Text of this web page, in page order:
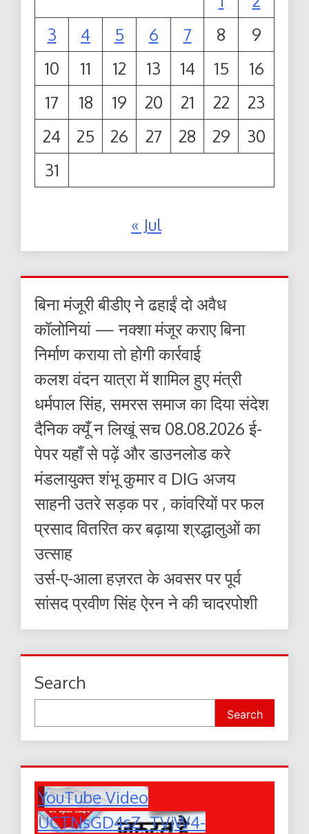
3
4 5 6 7 8
9
10
11 12 13 14 15
16
17
18 19 20 21 22
23
24
25 26 27 28 29
30
31
« Jul
बिना मंजूरी बीडीए ने ढहाईं दो अवैध
कॉलोनियां — नक्शा मंजूर कराए बिना
निर्माण कराया तो होगी कार्रवाई
कलश वंदन यात्रा में शामिल हुए मंत्री
धर्मपाल सिंह, समरस समाज का दिया संदेश
दैनिक क्यूँ न लिखूं सच 08.08.2026 ई-
पेपर यहाँ से पढ़ें और डाउनलोड करे
मंडलायुक्त शंभू कुमार व DIG अजय
साहनी उतरे सड़क पर , कांवरियों पर फल
प्रसाद वितरित कर बढ़ाया श्रद्धालुओं का
उत्साह
उर्स-ए-आला हज़रत के अवसर पर पूर्व
सांसद प्रवीण सिंह ऐरन ने की चादरपोशी
Search
Search
YouTube Video
UCTNsGD4sZ_TVjW4-